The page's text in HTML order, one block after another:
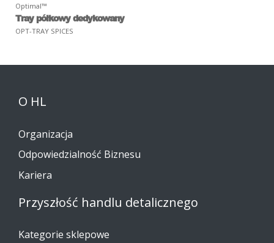
Optimal™
Tray półkowy dedykowany
OPT-TRAY SPICES
O HL
Organizacja
Odpowiedzialność Biznesu
Kariera
Przyszłość handlu detalicznego
Kategorie sklepowe